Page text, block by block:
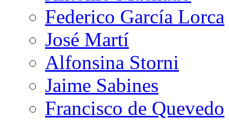
Federico García Lorca
José Martí
Alfonsina Storni
Jaime Sabines
Francisco de Quevedo